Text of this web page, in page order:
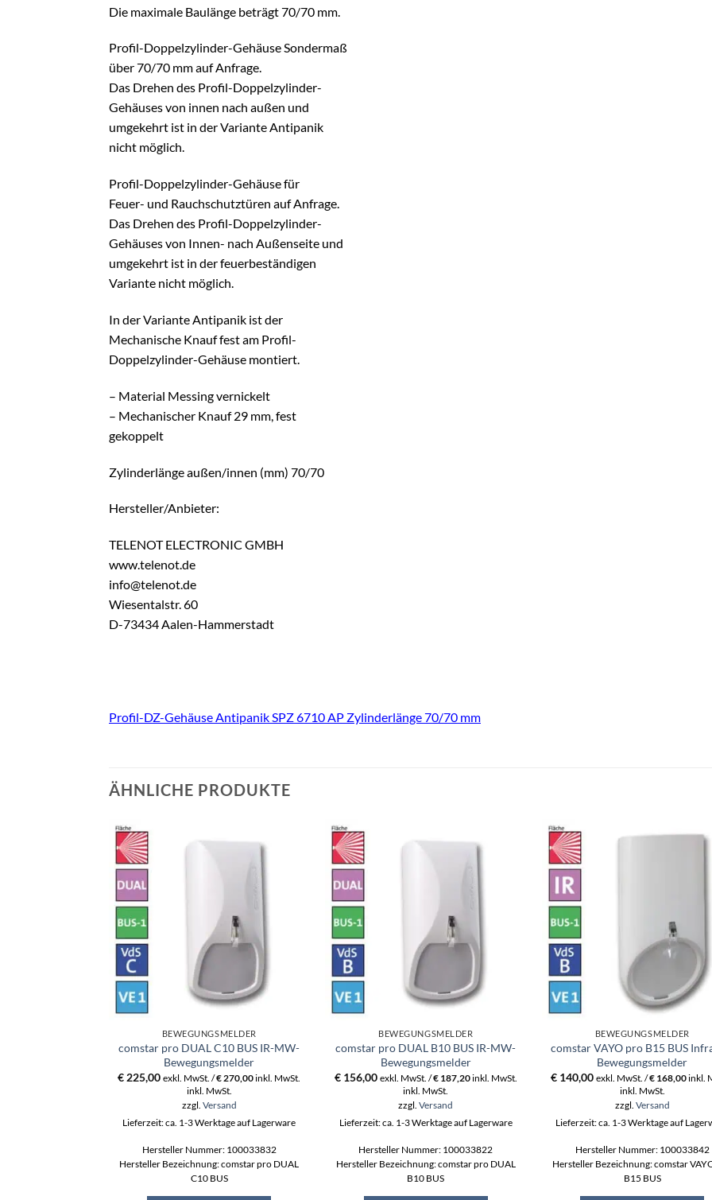
Die maximale Baulänge beträgt 70/70 mm.
Profil-Doppelzylinder-Gehäuse Sondermaß
über 70/70 mm auf Anfrage.
Das Drehen des Profil-Doppelzylinder-
Gehäuses von innen nach außen und
umgekehrt ist in der Variante Antipanik
nicht möglich.
Profil-Doppelzylinder-Gehäuse für
Feuer- und Rauchschutztüren auf Anfrage.
Das Drehen des Profil-Doppelzylinder-
Gehäuses von Innen- nach Außenseite und
umgekehrt ist in der feuerbeständigen
Variante nicht möglich.
In der Variante Antipanik ist der
Mechanische Knauf fest am Profil-
Doppelzylinder-Gehäuse montiert.
– Material Messing vernickelt
– Mechanischer Knauf 29 mm, fest
gekoppelt
Zylinderlänge außen/innen (mm) 70/70
Hersteller/Anbieter:
TELENOT ELECTRONIC GMBH
www.telenot.de
info@telenot.de
Wiesentalstr. 60
D-73434 Aalen-Hammerstadt
Profil-DZ-Gehäuse Antipanik SPZ 6710 AP Zylinderlänge 70/70 mm
ÄHNLICHE PRODUKTE
BEWEGUNGSMELDER
comstar pro DUAL C10 BUS IR-MW-
Bewegungsmelder
€ 225,00 exkl. MwSt. /€ 270,00inkl. MwSt.
inkl. MwSt.
zzgl. Versand
Lieferzeit: ca. 1-3 Werktage auf Lagerware
Hersteller Nummer: 100033832
Hersteller Bezeichnung: comstar pro DUAL
C10 BUS
BEWEGUNGSMELDER
comstar pro DUAL B10 BUS IR-MW-
Bewegungsmelder
€156,00 exkl. MwSt. /€187,20inkl. MwSt.
inkl. MwSt.
zzgl.Versand
Lieferzeit: ca. 1-3 Werktage auf Lagerware
Hersteller Nummer: 100033822
Hersteller Bezeichnung: comstar pro DUAL
B10 BUS
BEWEGUNGSMELDER
comstar VAYO pro B15 BUS
Bewegungsmelder
€ 140,00 exkl. MwSt. /€ 168,00inkl.
inkl. MwSt.
zzgl. Versand
Lieferzeit: ca. 1-3 Werktage auf
Hersteller Nummer: 100033842
Hersteller Bezeichnung: comstar
B15 BUS